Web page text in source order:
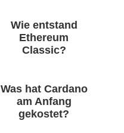
Wie entstand
Ethereum
Classic?
Was hat Cardano
am Anfang
gekostet?